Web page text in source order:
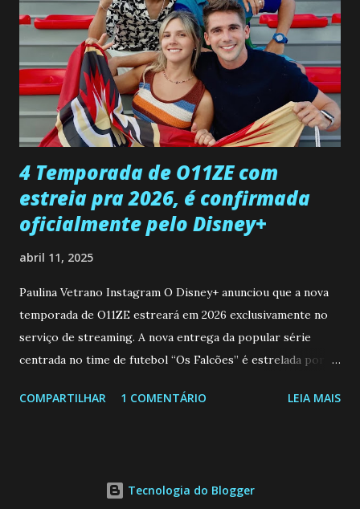
encontro deles, quando conseguir seduzi-lo. Manuel avisa a
Paula sobre a suposta infidelidade de Gabriel com Joana.
Rogerio consegue se livrar de todas as suspeitas pelo
desaparecimento de Francisco, apontando que ele poderia
ter sido vítima da fúria de Gabriel. Artur informa a Gabriel
que a clínica inseminou por engano outra paciente, que está
...
4 Temporada de O11ZE com
estreia pra 2026, é confirmada
oficialmente pelo Disney+
abril 11, 2025
Paulina Vetrano Instagram O Disney+ anunciou que a nova
temporada de O11ZE estreará em 2026 exclusivamente no
serviço de streaming. A nova entrega da popular série
centrada no time de futebol “Os Falcões” é estrelada por
Brum (Dedé), que voltam a interpretar seus personagens
atleta Sergio “Kun” Agüero, além de outras figuras de
COMPARTILHAR 1 COMENTÁRIO LEIA MAIS
Tecnologia do Blogger